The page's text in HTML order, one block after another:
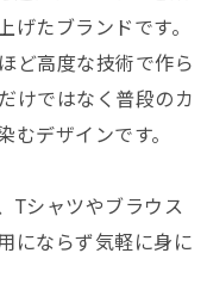
げたブランドです。
ど高度な技術で作ら
けではなく普段のカ
むデザインです。
Tシャツやブラウス
にならず気軽に身に